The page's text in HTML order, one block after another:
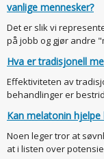
vanlige mennesker?
Det er slik vi
på jobb og gjør andre
Hva er tradisjonell
Effektiviteten av
behandlinger er
Kan melatonin
Noen leger tror at
at i listen over